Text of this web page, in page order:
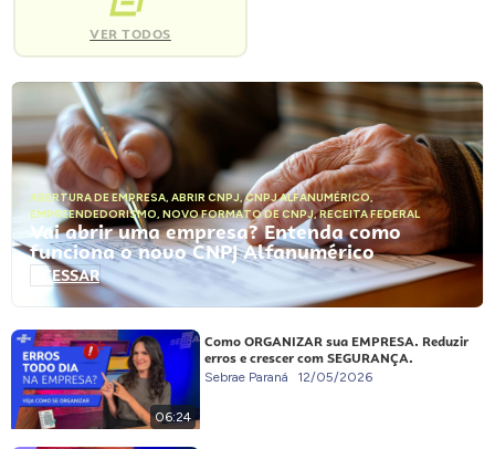
VER TODOS
ABERTURA DE EMPRESA, ABRIR CNPJ,CNPJ ALFANUMÉRICO,
EMPREENDEDORISMO, NOVO FORMATO DE CNPJ,RECEITA FEDERAL
Vai abrir uma empresa? Entenda como
funciona o novo CNPJ Alfanumérico
ACESSAR
06:24
Como ORGANIZAR sua EMPRESA. Reduzir
erros e crescer com SEGURANÇA.
Sebrae Paraná 12/05/2026